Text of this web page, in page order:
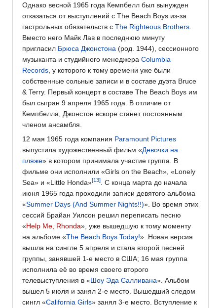
Однако весной 1965 года Кемпбелл был вынужден
отказаться от выступлений с The Beach Boys из-за
гастрольных обязательств с The Righteous Brothers
Вместо него Майк Лав в последнюю минуту
пригласил Брюса Джонстона (род. 1944), сессионного
музыканта и студийного менеджера Columbia
Records , у которого к тому времени уже были
собственные сольные записи и в составе дуэта Bruce
& Terry. Первый концерт в составе The Beach Boys им
был сыгран 9 апреля 1965 года. В отличие от
Кемпбелла, Джонстон вскоре станет постоянным
членом ансамбля.
12 мая 1965 года компания Paramount Pictures
выпустила художественный фильм «Девочки на
пляже» в котором принимала участие группа. В
фильме они исполнили «Girls on the Beach», «Lonely
Sea» и «Little Honda»
. С конца марта до начала
июня 1965 года проходили записи девятого альбома
«Summer Days (And Summer Nights!!)». Во время этих
сессий Брайан Уилсон решил переписать песню
«Help Me, Rhonda», уже вышедшую к тому моменту
на альбоме «The Beach Boys Today!». Новая версия
вышла на сингле 5 апреля и стала второй песней
группы, занявшей 1-е место в США; 16 мая группа
исполнила её во время своего второго
телевыступления в «Шоу Эда Салливана». Альбом
вышел 5 июля и занял 2-е место. Вышедший следом
сингл «California Girls» занял 3-е место. Вступление к